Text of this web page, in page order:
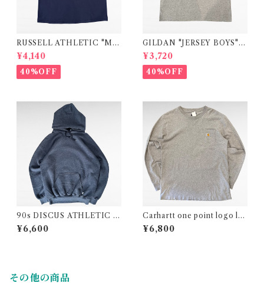
RUSSELL ATHLETIC "MI
CHIGAN" college print t-s
hirt
¥4,140
40%OFF
GILDAN "JERSEY BOYS"
movie print t-shirt
¥3,720
40%OFF
90s DISCUS ATHLETIC pl
ain sweat parka
¥6,600
Carhartt one point logo lo
ng sleeve pocket t-shirt
¥6,800
その他の商品